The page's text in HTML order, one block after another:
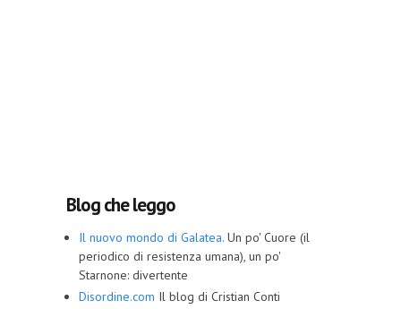
Blog che leggo
Il nuovo mondo di Galatea. Un po' Cuore (il
periodico di resistenza umana), un po'
Starnone: divertente
Disordine.com Il blog di Cristian Conti